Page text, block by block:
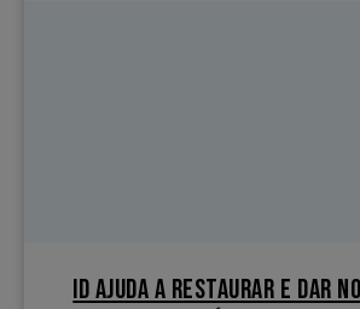
ID AJUDA A RESTAURAR E DAR